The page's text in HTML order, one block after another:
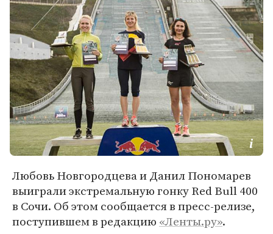
Любовь Новгородцева и Данил Пономарев
выиграли экстремальную гонку Red Bull 400
в Сочи. Об этом сообщается в пресс-релизе,
поступившем в редакцию «Ленты.ру».